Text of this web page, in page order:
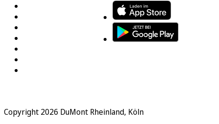
Copyright 2026 DuMont Rheinland, Köln